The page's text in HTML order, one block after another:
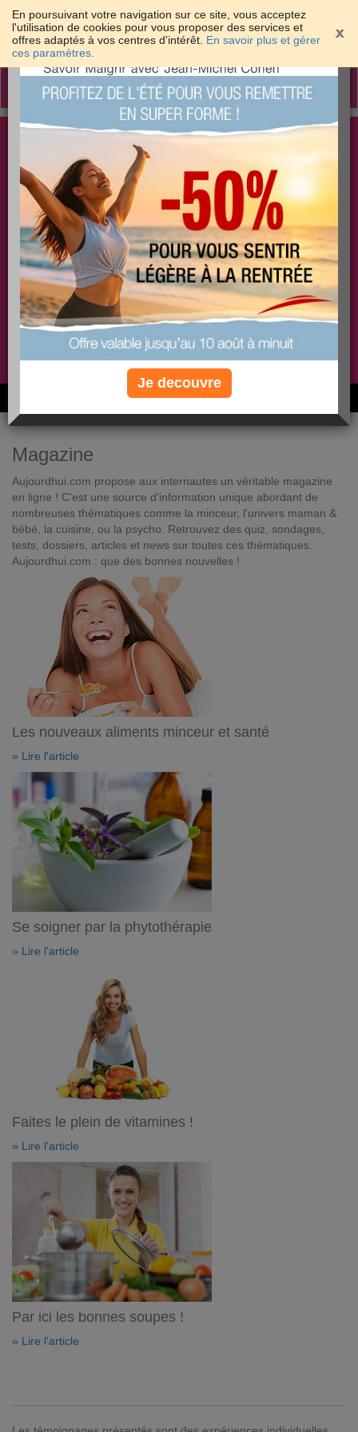
En poursuivant votre navigation sur ce site, vous acceptez
l'utilisation de cookies pour vous proposer des services et
offres adaptés à vos centres d'intérêt. En savoir plus et gérer
ces paramètres.
Toggle
Les meilleures solutions pour maigrir et être bien
dans sa peau
PLUS
EFFICACE
PLUS
SANTÉ
PLUS
COACHING
Non, je préfère le régime gratuit
6M de personnes ont maigri et réappris à manger avec nous
Magazine
Aujourdhui.com propose aux internautes un véritable magazine
en ligne ! C'est une source d'information unique abordant de
nombreuses thématiques comme la minceur, l'univers maman &
bébé, la cuisine, ou la psycho. Retrouvez des quiz, sondages,
tests, dossiers, articles et news sur toutes ces thématiques.
Aujourdhui.com : que des bonnes nouvelles !
Les nouveaux aliments minceur et santé
» Lire l'article
Se soigner par la phytothérapie
» Lire l'article
Faites le plein de vitamines !
» Lire l'article
Par ici les bonnes soupes !
» Lire l'article
×
Je decouvre